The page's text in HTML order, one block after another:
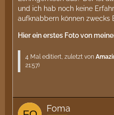
und ich hab noch keine
aufknabbern können zwecks
Hier ein erstes Foto von
4 Mal editiert, zuletzt von
21:57)
Foma